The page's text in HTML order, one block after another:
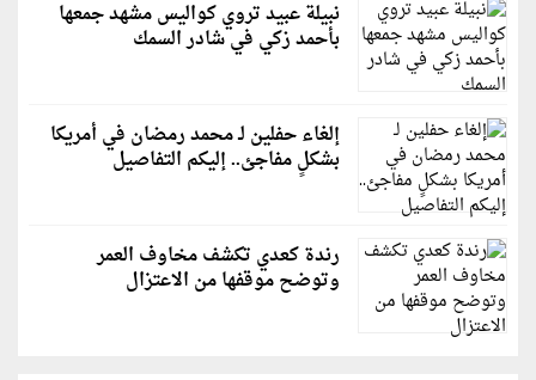
نبيلة عبيد تروي كواليس مشهد جمعها
بأحمد زكي في شادر السمك
إلغاء حفلين لـ محمد رمضان في أمريكا
بشكلٍ مفاجئ.. إليكم التفاصيل
رندة كعدي تكشف مخاوف العمر
وتوضح موقفها من الاعتزال